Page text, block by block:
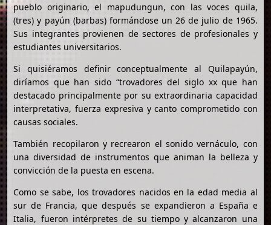
pueblo originario, el mapudungun, con las voces quila,
(tres) y payún (barbas) formándose un 26 de julio de 1965.
Sus integrantes provienen de sectores de profesionales y
estudiantes universitarios.
Si quisiéramos definir conceptualmente al Quilapayún,
diríamos que han sido “trovadores del siglo xx que han
destacado principalmente por su extraordinaria capacidad
interpretativa, fuerza expresiva y canto comprometido con
causas sociales.
También recopilaron y recrearon el sonido vernáculo, con
una diversidad de instrumentos que animan la belleza y
convicción de la puesta en escena.
Como se sabe, los trovadores nacidos en la edad media al
sur de Francia, que después se expandieron a España e
Italia, fueron intérpretes de su tiempo y alcanzaron una